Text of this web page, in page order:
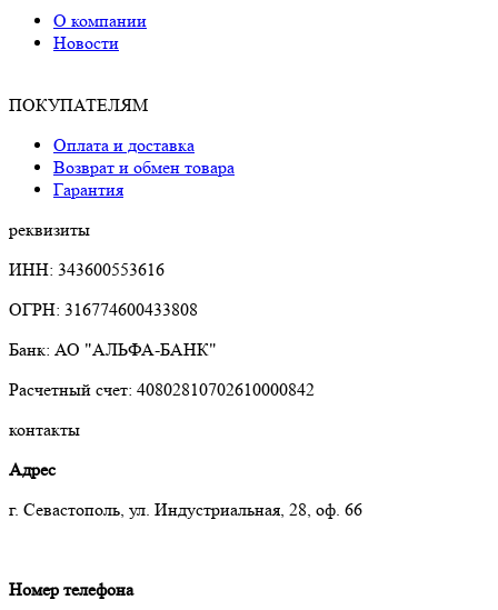
О компании
Новости
ПОКУПАТЕЛЯМ
Оплата и доставка
Возврат и обмен товара
Гарантия
реквизиты
ИНН: 343600553616
ОГРН: 316774600433808
Банк: АО "АЛЬФА-БАНК"
Расчетный счет: 40802810702610000842
контакты
Адрес
г. Севастополь, ул. Индустриальная, 28, оф. 66
Номер телефона